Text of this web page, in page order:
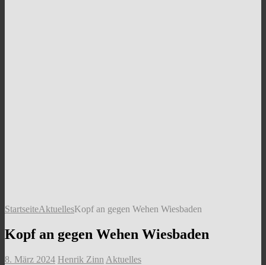
StartseiteAktuellesKopf an gegen Wehen Wiesbaden
Kopf an gegen Wehen Wiesbaden
8. März 2024 Henrik Zinn Aktuelles